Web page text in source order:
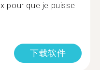
pour que je puisse
下载软件